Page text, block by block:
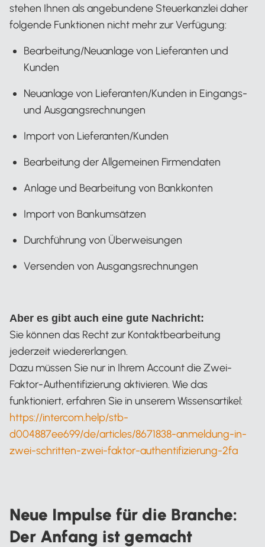
stehen Ihnen als angebundene Steuerkanzlei daher
folgende Funktionen nicht mehr zur Verfügung:
Bearbeitung/Neuanlage von Lieferanten und
Kunden
Neuanlage von Lieferanten/Kunden in Eingangs-
und Ausgangsrechnungen
Import von Lieferanten/Kunden
Bearbeitung der Allgemeinen Firmendaten
Anlage und Bearbeitung von Bankkonten
Import von Bankumsätzen
Durchführung von Überweisungen
Versenden von Ausgangsrechnungen
Aber es gibt auch eine gute Nachricht:
Sie können das Recht zur Kontaktbearbeitung
jederzeit wiedererlangen.
Dazu müssen Sie nur in Ihrem Account die Zwei-
Faktor-Authentifizierung aktivieren. Wie das
funktioniert, erfahren Sie in unserem Wissensartikel:
https://intercom.help/stb-
d004887ee699/de/articles/8671838-anmeldung-in-
zwei-schritten-zwei-faktor-authentifizierung-2fa
Neue Impulse für die Branche:
Der Anfang ist gemacht